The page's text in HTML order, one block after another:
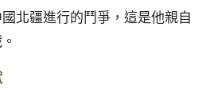
北疆進行的鬥爭，這是他親自